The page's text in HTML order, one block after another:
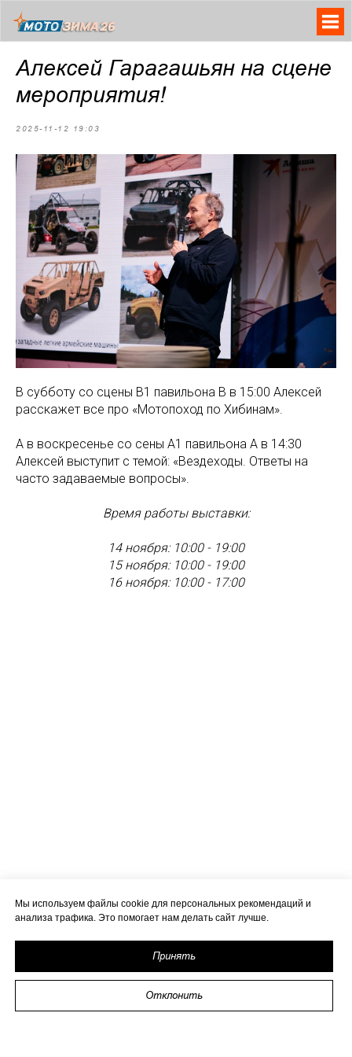
Алексей Гарагашьян на сцене
мероприятия!
2025-11-12 19:03
В субботу со сцены В1 павильона В в 15:00 Алексей
расскажет все про «Мотопоход по Хибинам».
А в воскресенье со сены А1 павильона А в 14:30
Алексей выступит с темой: «Вездеходы. Ответы на
часто задаваемые вопросы».
Время работы выставки:
14 ноября: 10:00 - 19:00
15 ноября: 10:00 - 19:00
16 ноября: 10:00 - 17:00
Мы используем файлы cookie для персональных рекомендаций и
анализа трафика. Это помогает нам делать сайт лучше.
Принять
Отклонить